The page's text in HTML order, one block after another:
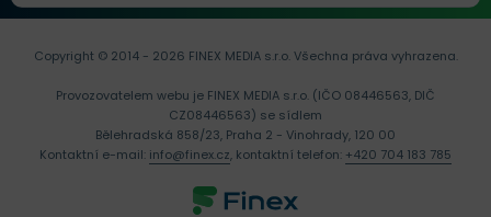
Copyright © 2014 - 2026 FINEX MEDIA s.r.o.Všechna práva vyhrazena.
Provozovatelem webu je FINEX MEDIA s.r.o. (IČO 08446563, DIČ
CZ08446563) se sídlem
Bělehradská 858/23, Praha 2 - Vinohrady, 120 00
Kontaktní e-mail: info@finex.cz, kontaktní telefon: +420 704 183 785